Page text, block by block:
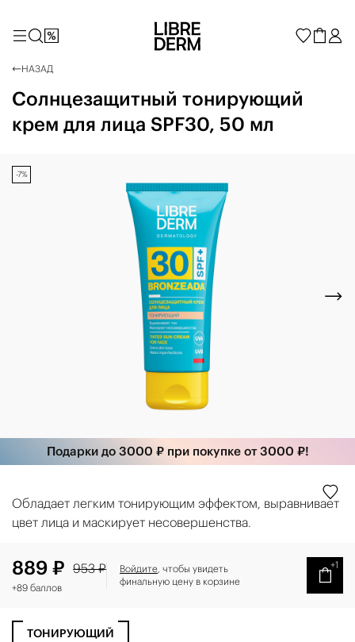
НАЗАД
Солнцезащитный тонирующий
крем для лица SPF30, 50 мл
-7%
Подарки до 3000 ₽ при покупке от 3000 ₽!
Обладает легким тонирующим эффектом, выравнивает
цвет лица и маскирует несовершенства.
+89 баллов
889 ₽ 953 ₽ Войдите, чтобы увидеть
финальную цену в корзине
+1
ТОНИРУЮЩИЙ